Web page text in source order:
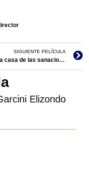
SIGUIENTE PELÍCULA
2009 La casa de las sanaciones
Elizondo